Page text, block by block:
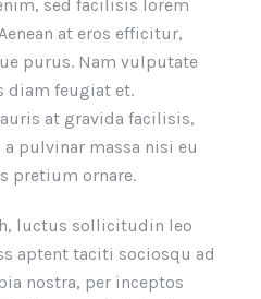
sed facilisis lorem
at eros efficitur,
purus. Nam vulputate
diam feugiat et.
at gravida facilisis,
pulvinar massa nisi eu
pretium ornare.
luctus sollicitudin leo
aptent taciti sociosqu ad
nostra, per inceptos